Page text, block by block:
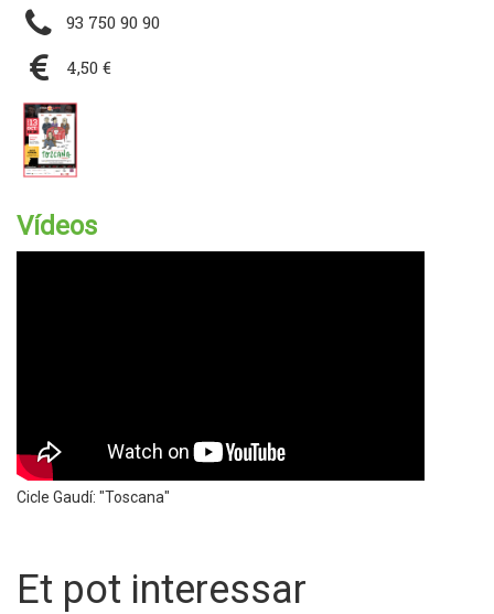
93 750 90 90
4,50 €
Vídeos
Cicle Gaudí: "Toscana"
Et pot interessar